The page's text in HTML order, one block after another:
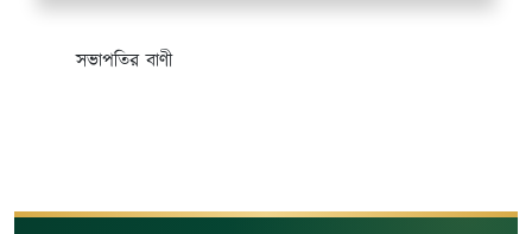
সভাপতির বাণী